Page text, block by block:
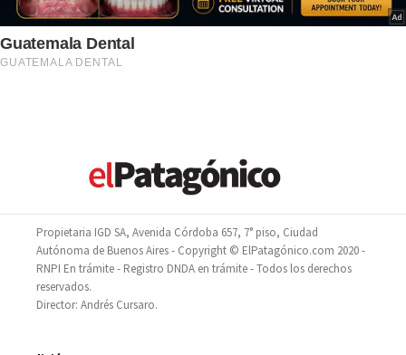
Propietaria IGD SA, Avenida Córdoba 657, 7° piso, Ciudad
Autónoma de Buenos Aires - Copyright © ElPatagónico.com 2020 -
RNPI En trámite - Registro DNDA en trámite - Todos los derechos
reservados.
Director: Andrés Cursaro.